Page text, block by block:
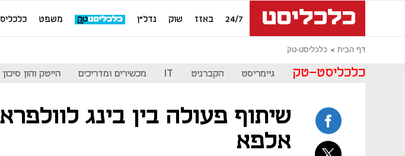
24/7 באזז שוק נדל"ן משפט
דף הבית כלכליסט-טק
כלכליסט-טק גיימריסט הקברניט IT מכשירים ומדריכים הייטק והון סיכון
שיתוף פעולה בין בינג
אלפא